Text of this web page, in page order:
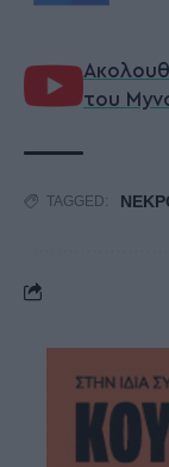
του
TAGGED: